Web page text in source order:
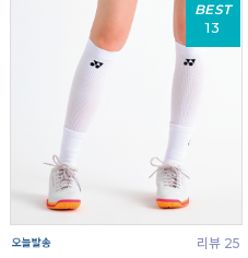
BEST
13
리뷰 25